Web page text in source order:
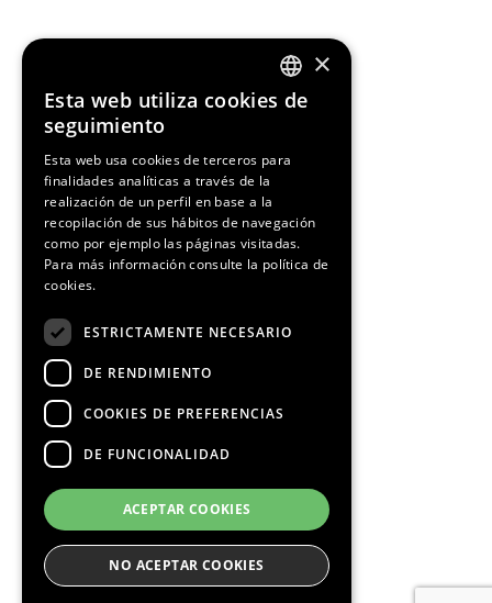
ENGLISH
×
Esta web utiliza cookies de
seguimiento
Esta web usa cookies de terceros para
finalidades analíticas a través de la
realización de un perfil en base a la
recopilación de sus hábitos de navegación
como por ejemplo las páginas visitadas.
Para más información consulte la política de
cookies.
ESTRICTAMENTE NECESARIO
DE RENDIMIENTO
COOKIES DE PREFERENCIAS
DE FUNCIONALIDAD
ACEPTAR COOKIES
NO ACEPTAR COOKIES